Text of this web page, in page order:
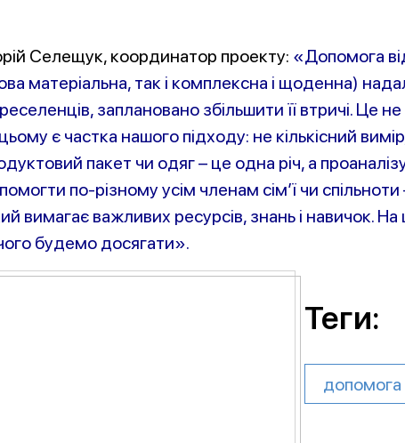
Селещук, координатор проекту: «Допомога
матеріальна, так і комплексна і щоденна)
заплановано збільшити її втричі. Це
є частка нашого підходу: не кількісний
пакет чи одяг – це одна річ, а
по-різному усім членам сім’ї чи
вимагає важливих ресурсів, знань і навичок.
будемо досягати».
Теги:
допомога